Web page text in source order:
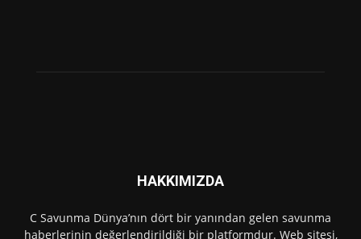
HAKKIMIZDA
C Savunma Dünya’nın dört bir yanından gelen savunma
haberlerinin değerlendirildiği bir platformdur. Web sitesi,